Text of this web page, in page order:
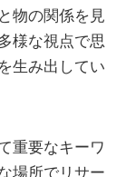
物の関係を見
様な視点で思
生み出してい
重要なキーワ
場所でリサー